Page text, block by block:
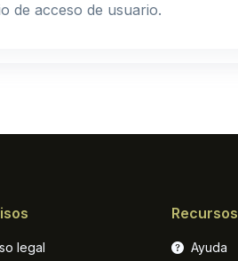
de acceso de usuario.
legal
Recursos
Ayuda